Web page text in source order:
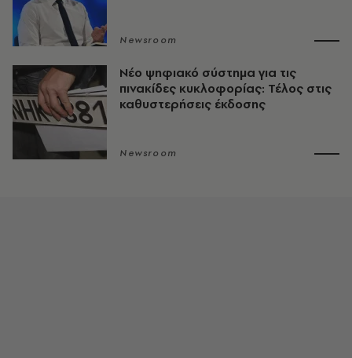
Newsroom
Νέο ψηφιακό σύστημα για τις
πινακίδες κυκλοφορίας: Τέλος στις
καθυστερήσεις έκδοσης
Newsroom